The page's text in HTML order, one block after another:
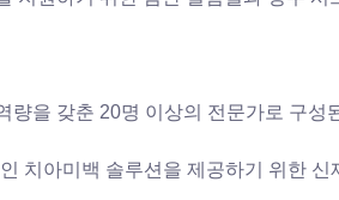
을 갖춘 20명 이상의 전문가로 구성
치아미백 솔루션을 제공하기 위한 신